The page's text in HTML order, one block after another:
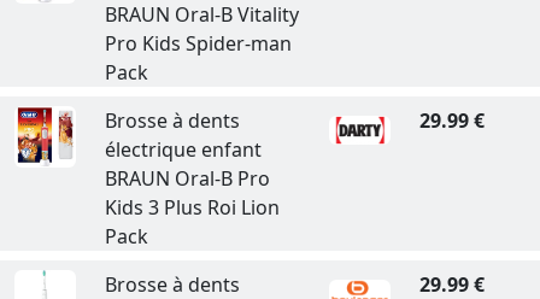
BRAUN Oral-B Vitality
Pro Kids Spider-man
Pack
Brosse à dents
électrique enfant
BRAUN Oral-B Pro
Kids 3 Plus Roi Lion
Pack
29.99 €
Brosse à dents
29.99 €